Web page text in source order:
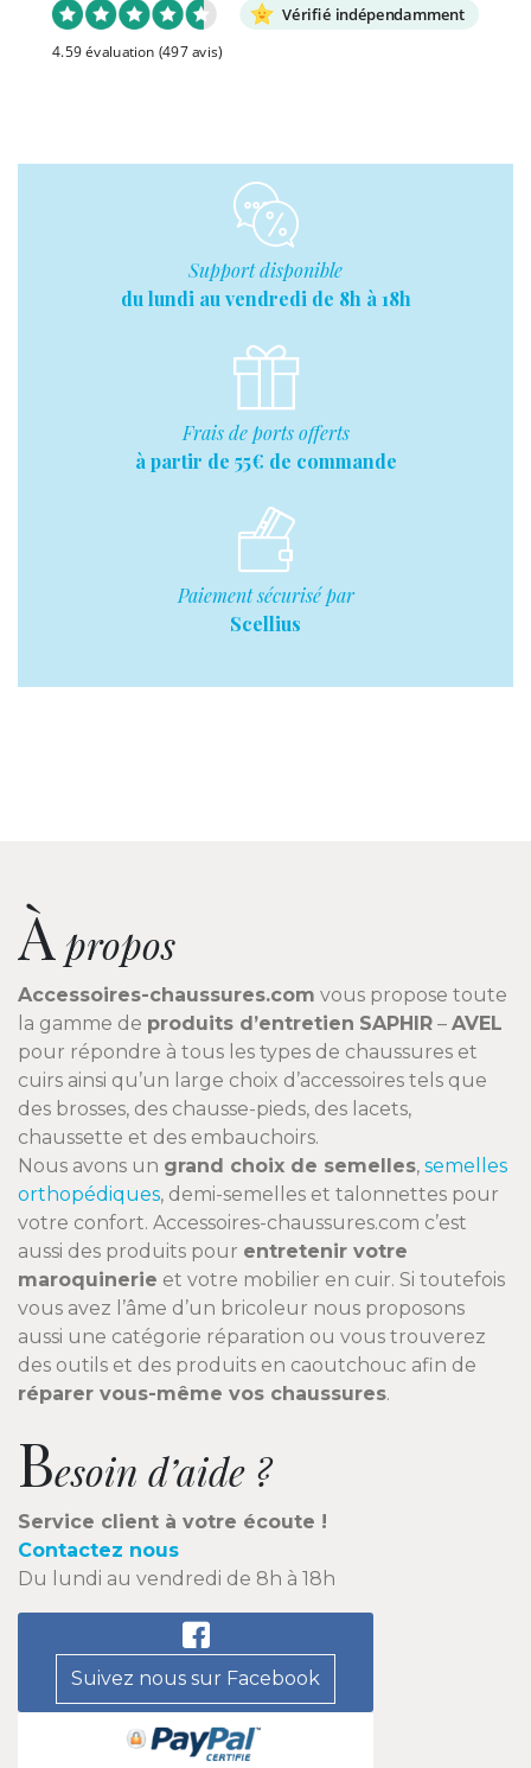
Vérifié indépendamment
4.59 évaluation (497 avis)
Support disponible
du lundi au vendredi de 8h à 18h
Frais de ports offerts
à partir de 55€ de commande
Paiement sécurisé par
Scellius
À propos
Accessoires-chaussures.com vous propose toute
la gamme de produits d’entretien SAPHIR – AVEL
pour répondre à tous les types de chaussures et
cuirs ainsi qu’un large choix d’accessoires tels que
des brosses, des chausse-pieds, des lacets,
chaussette et des embauchoirs.
Nous avons un grand choix de semelles, semelles
orthopédiques, demi-semelles et talonnettes pour
votre confort. Accessoires-chaussures.com c’est
aussi des produits pour entretenir votre
maroquinerie et votre mobilier en cuir. Si toutefois
vous avez l’âme d’un bricoleur nous proposons
aussi une catégorie réparation ou vous trouverez
des outils et des produits en caoutchouc afin de
réparer vous-même vos chaussures.
Besoin d’aide ?
Service client à votre écoute !
Contactez nous
Du lundi au vendredi de 8h à 18h
Suivez nous sur Facebook